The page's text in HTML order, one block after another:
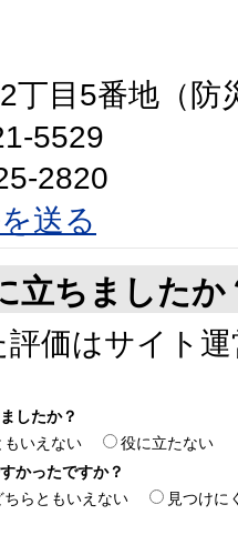
丁目5番地（防
5529
2820
送る
立ちましたか
価はサイト
したか？
もいえない
役に立たない
かったですか？
ちらともいえない 見つけに